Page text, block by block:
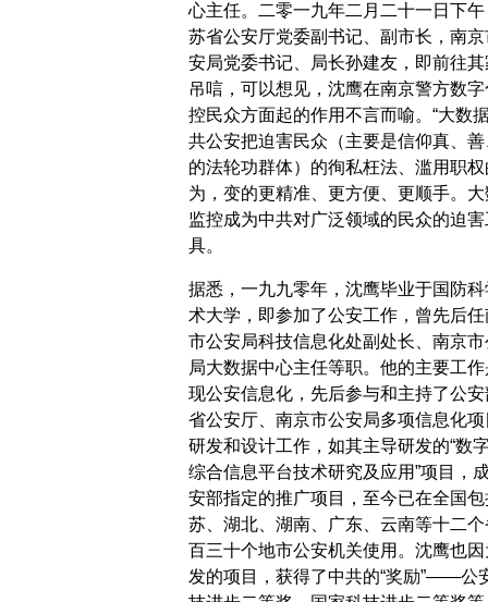
心主任。二零一九年二月二十一日下午
苏省公安厅党委副书记、副市长，南京
安局党委书记、局长孙建友，即前往其
吊唁，可以想见，沈鹰在南京警方数
控民众方面起的作用不言而喻。“大数
共公安把迫害民众（主要是信仰真、善
的法轮功群体）的徇私枉法、滥用职权
为，变的更精准、更方便、更顺手。大
监控成为中共对广泛领域的民众的迫害
具。
据悉，一九九零年，沈鹰毕业于国防科
术大学，即参加了公安工作，曾先后任
市公安局科技信息化处副处长、南京市
局大数据中心主任等职。他的主要工
现公安信息化，先后参与和主持了公安
省公安厅、南京市公安局多项信息化项
研发和设计工作，如其主导研发的“数
综合信息平台技术研究及应用”项目，
安部指定的推广项目，至今已在全国包
苏、湖北、湖南、广东、云南等十二个
百三十个地市公安机关使用。沈鹰也因
发的项目，获得了中共的“奖励”——公